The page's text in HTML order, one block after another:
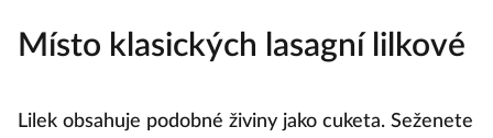
Místo klasických lasagní lilkové
Lilek obsahuje podobné živiny jako cuketa. Seženete